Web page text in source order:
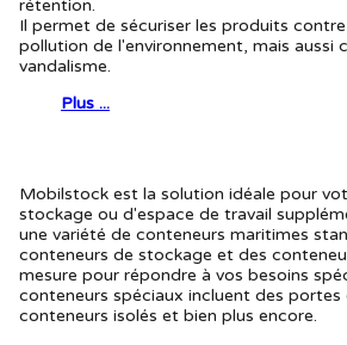
rétention.
Il permet de sécuriser les produits
pollution de l'environnement, mais aussi
vandalisme.
Plus ...
Mobilstock est la solution idéale pour
stockage ou d'espace de travail
une variété de conteneurs maritimes
conteneurs de stockage et des
mesure pour répondre à vos besoins
conteneurs spéciaux incluent des portes
conteneurs isolés et bien plus encore.